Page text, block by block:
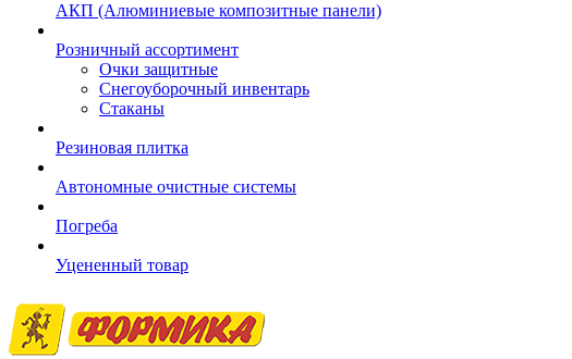
АКП (Алюминиевые композитные панели)
Розничный ассортимент
Очки защитные
Снегоуборочный инвентарь
Стаканы
Резиновая плитка
Автономные очистные системы
Погреба
Уцененный товар